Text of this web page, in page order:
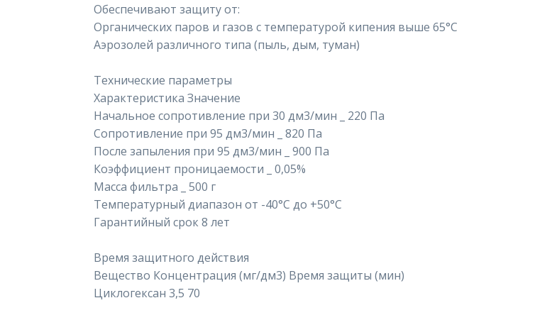
Обеспечивают защиту от:
Органических паров и газов с температурой кипения выше 65°С
Аэрозолей различного типа (пыль, дым, туман)
Технические параметры
Характеристика Значение
Начальное сопротивление при 30 дм3/мин _ 220 Па
Сопротивление при 95 дм3/мин _ 820 Па
После запыления при 95 дм3/мин _ 900 Па
Коэффициент проницаемости _ 0,05%
Масса фильтра _ 500 г
Температурный диапазон от -40°С до +50°С
Гарантийный срок 8 лет
Время защитного действия
Вещество Концентрация (мг/дм3) Время защиты (мин)
Циклогексан 3,5 70